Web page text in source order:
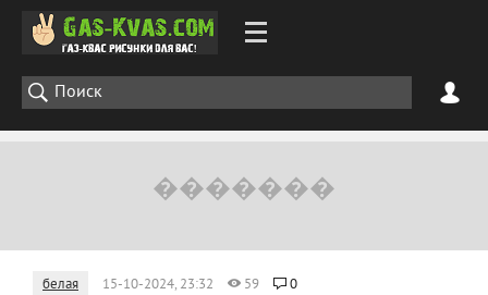
белая 15-10-2024, 23:32 59 0